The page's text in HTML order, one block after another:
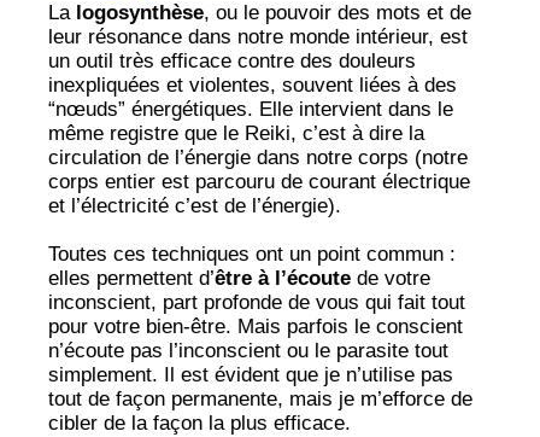
La logosynthèse, ou le pouvoir des mots et de
leur résonance dans notre monde intérieur, est
un outil très efficace contre des douleurs
inexpliquées et violentes, souvent liées à des
“nœuds” énergétiques. Elle intervient dans le
même registre que le Reiki, c’est à dire la
circulation de l’énergie dans notre corps (notre
corps entier est parcouru de courant électrique
et l’électricité c’est de l’énergie).
Toutes ces techniques ont un point commun :
elles permettent d’être à l’écoute de votre
inconscient, part profonde de vous qui fait tout
pour votre bien-être. Mais parfois le conscient
n’écoute pas l’inconscient ou le parasite tout
simplement. Il est évident que je n’utilise pas
tout de façon permanente, mais je m’efforce de
cibler de la façon la plus efficace.